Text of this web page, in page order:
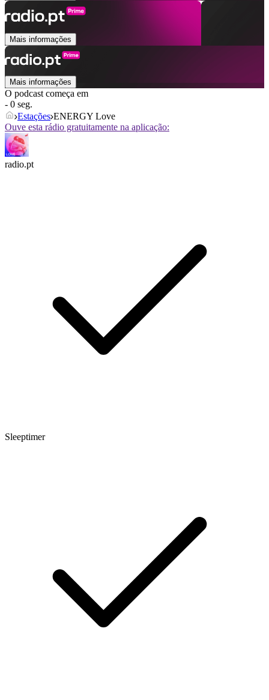
Mais informações
Mais informações
O podcast começa em
- 0 seg.
Estações ENERGY Love
Ouve esta rádio gratuitamente na aplicação:
radio.pt
Sleeptimer